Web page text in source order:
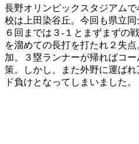
長野オリンピックスタジアム
校は上田染谷丘。今回も県立同
６回までは３-１とまずまずの
を溜めての長打を打たれ２失
加。３塁ランナーが帰ればコ
策。しかし、また外野に運ば
ド負けとなってしまいました。